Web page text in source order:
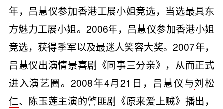
年，吕慧仪参加香港工展小姐竞选，当选最具东
方魅力工展小姐。2006年，吕慧仪参加香港小姐
竞选，获得季军以及最迷人笑容大奖。2007年，
吕慧仪出演情景喜剧《同事三分亲》，从而正式
进入演艺圈。2008年4月21日，吕慧仪与刘松
仁、陈玉莲主演的警匪剧《原来爱上贼》播出，